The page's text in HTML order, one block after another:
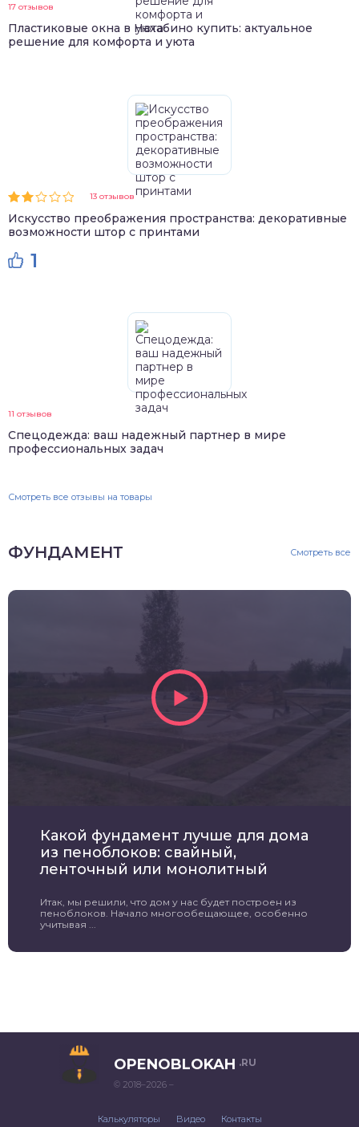
17 отзывов
Пластиковые окна в Нахабино купить: актуальное
решение для комфорта и уюта
13 отзывов
Искусство преображения пространства: декоративные
возможности штор с принтами
1
11 отзывов
Спецодежда: ваш надежный партнер в мире
профессиональных задач
Смотреть все отзывы на товары
ФУНДАМЕНТ Смотреть все
Какой фундамент лучше для дома
из пеноблоков: свайный,
ленточный или монолитный
Итак, мы решили, что дом у нас будет построен из
пеноблоков. Начало многообещающее, особенно
учитывая ...
OPENOBLOKAH .RU
© 2018–2026 –
Калькуляторы Видео Контакты